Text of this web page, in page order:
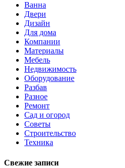
Ванна
Двери
Дизайн
Для дома
Компании
Материалы
Мебель
Недвижимость
Оборудование
Разбав
Разное
Ремонт
Сад и огород
Советы
Строительство
Техника
Свежие записи